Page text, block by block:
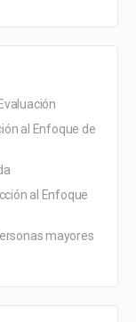
Evaluación
al Enfoque de
al Enfoque
mayores